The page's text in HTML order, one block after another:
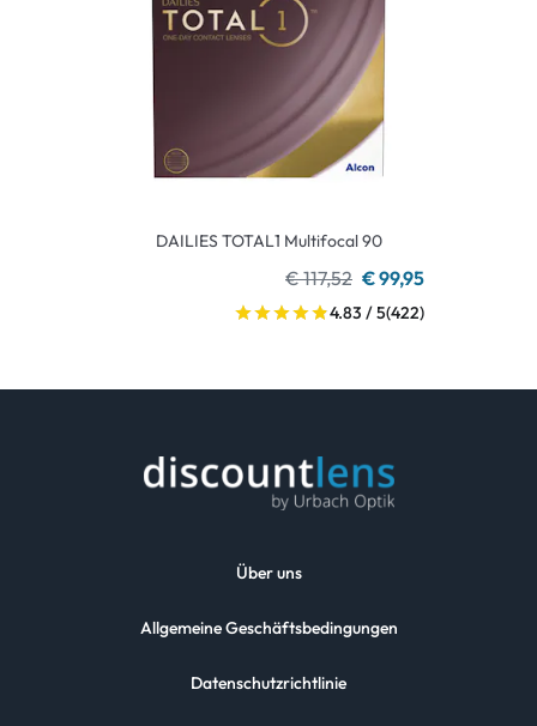
DAILIES TOTAL1 Multifocal 90
€ 117,52 € 99,95
4.83 / 5(422)
Über uns
Allgemeine Geschäftsbedingungen
Datenschutzrichtlinie